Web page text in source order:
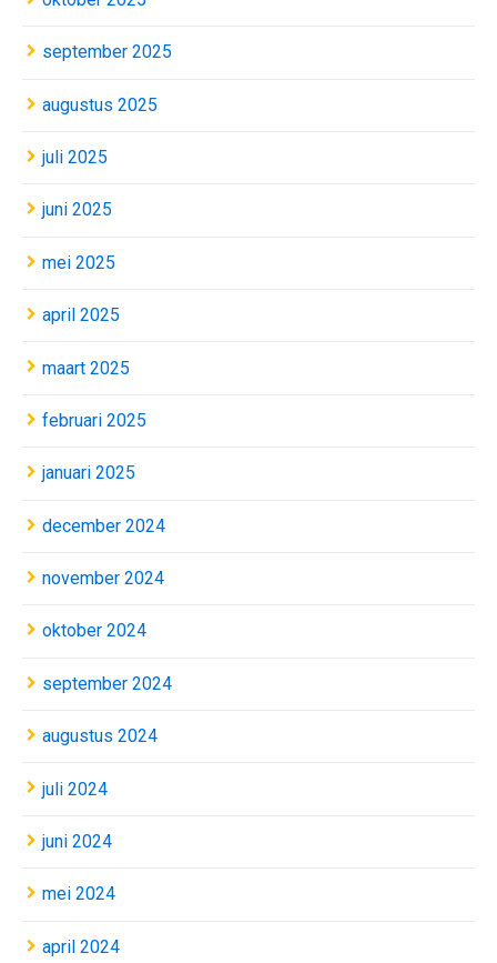
september 2025
augustus 2025
juli 2025
juni 2025
mei 2025
april 2025
maart 2025
februari 2025
januari 2025
december 2024
november 2024
oktober 2024
september 2024
augustus 2024
juli 2024
juni 2024
mei 2024
april 2024